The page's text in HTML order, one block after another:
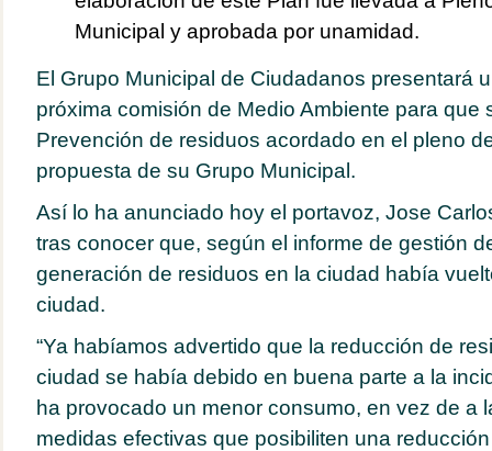
Municipal y aprobada por unamidad.
El Grupo Municipal de Ciudadanos presentará
próxima comisión de Medio Ambiente para que
Prevención de residuos acordado en el pleno
propuesta de su Grupo Municipal.
Así lo ha anunciado hoy el portavoz, Jose
tras conocer que, según el informe de gestión
generación de residuos en la ciudad había
ciudad.
“Ya habíamos advertido que la reducción de
ciudad se había debido en buena parte a la
ha provocado un menor consumo, en vez de a
medidas efectivas que posibiliten una